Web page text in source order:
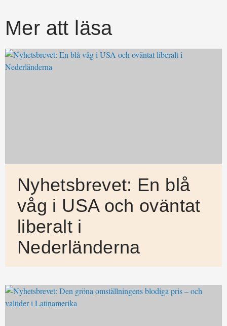
Mer att läsa
Nyhetsbrevet: En blå
våg i USA och oväntat
liberalt i
Nederländerna